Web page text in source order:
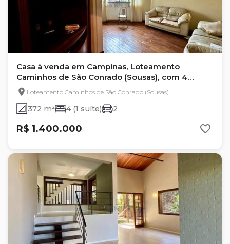
Casa à venda em Campinas, Loteamento
Caminhos de São Conrado (Sousas), com 4
quartos, com 372 m²
Loteamento Caminhos de São Conrado (Sousas)
372 m² 4 (1 suíte) 2
R$ 1.400.000